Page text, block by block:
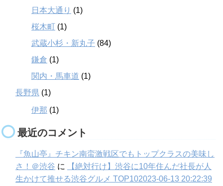
日本大通り (1)
桜木町 (1)
武蔵小杉・新丸子 (84)
鎌倉 (1)
関内・馬車道 (1)
長野県 (1)
伊那 (1)
最近のコメント
『魚山亭』チキン南蛮激戦区でもトップクラスの美味し
さ！＠渋谷 に
【絶対行け】渋谷に10年住んだ社長が人
生かけて推せる渋谷グルメ TOP102023-06-13 20:22:39